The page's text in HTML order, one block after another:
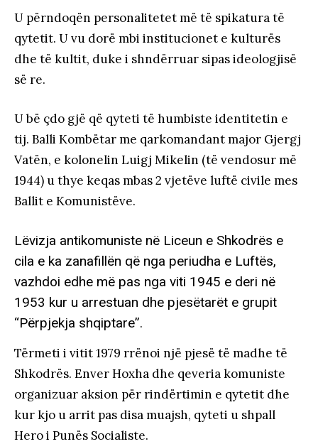
U përndoqën personalitetet më të spikatura të
qytetit. U vu dorë mbi institucionet e kulturës
dhe të kultit, duke i shndërruar sipas ideologjisë
së re.
U bë çdo gjë që qyteti të humbiste identitetin e
tij. Balli Kombëtar me qarkomandant major Gjergj
Vatën, e kolonelin Luigj Mikelin (të vendosur më
1944) u thye keqas mbas 2 vjetëve luftë civile mes
Ballit e Komunistëve.
Lëvizja antikomuniste në Liceun e Shkodrës e
cila e ka zanafillën që nga periudha e Luftës,
vazhdoi edhe më pas nga viti 1945 e deri në
1953 kur u arrestuan dhe pjesëtarët e grupit
“Përpjekja shqiptare”.
Tërmeti i vitit 1979 rrënoi një pjesë të madhe të
Shkodrës. Enver Hoxha dhe qeveria komuniste
organizuar aksion për rindërtimin e qytetit dhe
kur kjo u arrit pas disa muajsh, qyteti u shpall
Hero i Punës Socialiste.